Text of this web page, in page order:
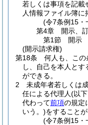
若しくは事項を記載
人情報ファイル簿に
(令7条例15・
第4章
開示、
第1節
開示
(開示請求権)
第18条
何人も、こ
し、自己を本人と
ができる。
2
未成年者若しくは
任による代理人(以
代わって前項の規定
いう。)をすることが
(令7条例15・